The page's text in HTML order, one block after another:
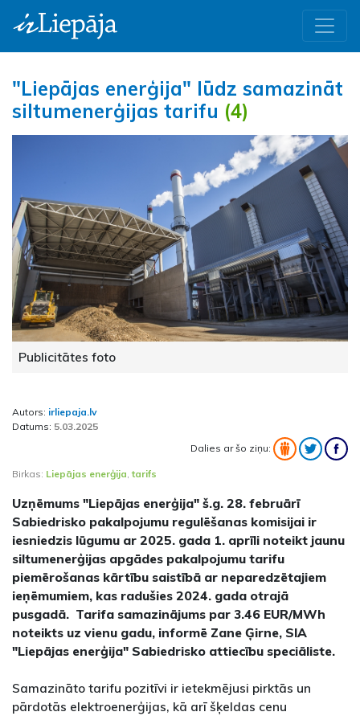
"Liepājas enerģija" lūdz samazināt
siltumenerģijas tarifu (4)
Publicitātes foto
Autors: irliepaja.lv
Datums: 5.03.2025
Dalies ar šo ziņu:
Birkas: Liepājas enerģija,tarifs
Uzņēmums "Liepājas enerģija" š.g. 28. februārī
Sabiedrisko pakalpojumu regulēšanas komisijai ir
iesniedzis lūgumu ar 2025. gada 1. aprīli noteikt jaunu
siltumenerģijas apgādes pakalpojumu tarifu
piemērošanas kārtību saistībā ar neparedzētajiem
ieņēmumiem, kas radušies 2024. gada otrajā
pusgadā. Tarifa samazinājums par 3.46 EUR/MWh
noteikts uz vienu gadu, informē Zane Ģirne, SIA
"Liepājas enerģija" Sabiedrisko attiecību speciāliste.
Samazināto tarifu pozitīvi ir ietekmējusi pirktās un
pārdotās elektroenerģijas, kā arī šķeldas cenu